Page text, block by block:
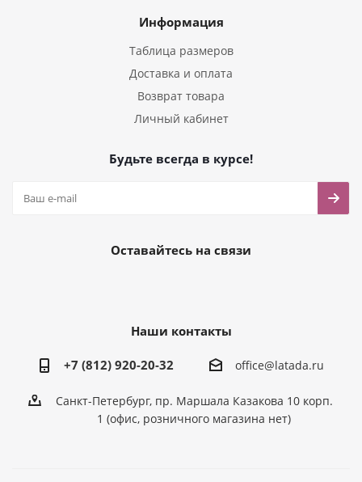
Информация
Таблица размеров
Доставка и оплата
Возврат товара
Личный кабинет
Будьте всегда в курсе!
Оставайтесь на связи
Наши контакты
+7 (812) 920-20-32 office@latada.ru
Санкт-Петербург, пр. Маршала Казакова 10 корп.
1 (офис, розничного магазина нет)